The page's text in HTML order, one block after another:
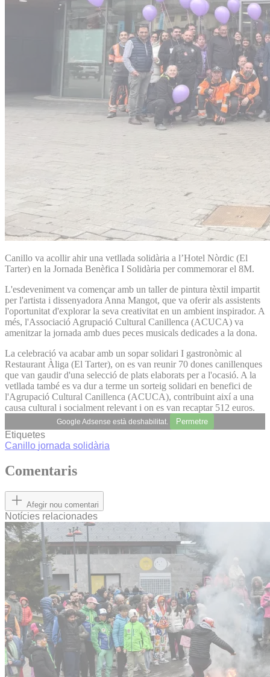
Canillo va acollir ahir una vetllada solidària a l’Hotel Nòrdic (El
Tarter) en la Jornada Benèfica I Solidària per commemorar el 8M.
L'esdeveniment va començar amb un taller de pintura tèxtil impartit
per l'artista i dissenyadora Anna Mangot, que va oferir als assistents
l'oportunitat d'explorar la seva creativitat en un ambient inspirador. A
més, l'Associació Agrupació Cultural Canillenca (ACUCA) va
amenitzar la jornada amb dues peces musicals dedicades a la dona.
La celebració va acabar amb un sopar solidari I gastronòmic al
Restaurant Àliga (El Tarter), on es van reunir 70 dones canillenques
que van gaudir d'una selecció de plats elaborats per a l'ocasió. A la
vetllada també es va dur a terme un sorteig solidari en benefici de
l'Agrupació Cultural Canillenca (ACUCA), contribuint així a una
causa cultural i socialment relevant i on es van recaptar 512 euros.
Google Adsense està deshabilitat. Permetre
Etiquetes
Canillo jornada solidària
Comentaris
Afegir nou comentari
Notícies relacionades